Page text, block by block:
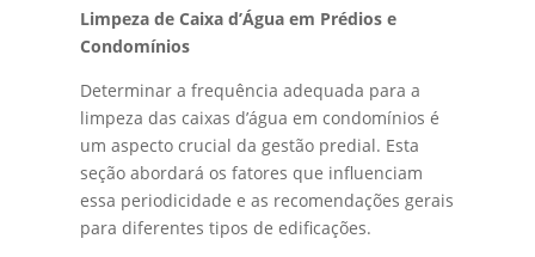
Limpeza de Caixa d’Água em Prédios e
Condomínios
Determinar a frequência adequada para a
limpeza das caixas d’água em condomínios é
um aspecto crucial da gestão predial. Esta
seção abordará os fatores que influenciam
essa periodicidade e as recomendações gerais
para diferentes tipos de edificações.